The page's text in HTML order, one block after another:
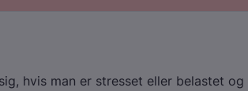
hvis man er stresset eller belastet og